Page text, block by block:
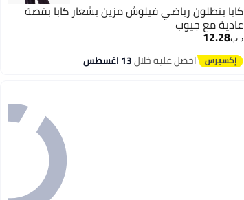
كابا بنطلون رياضي فيلوش مزين بشعار كابا بقصة
عادية مع جيوب
د.ب‏12.28
احصل عليه خلال13 اغسطس